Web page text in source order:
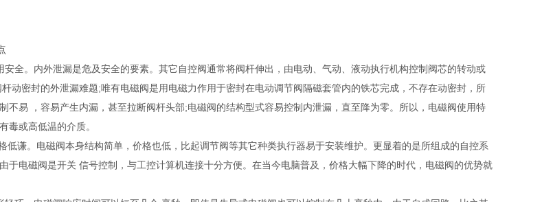
安全。内外泄漏是危及安全的要素。其它自控阀通常将阀杆伸出，由电动、气动、液动执行机构控制阀芯的转动或
动密封的外泄漏难题;唯有电磁阀是用电磁力作用于密封在电动调节阀隔磁套管内的铁芯完成，不存在动密封，所
不易 ，容易产生内漏，甚至拉断阀杆头部;电磁阀的结构型式容易控制内泄漏，直至降为零。所以，电磁阀使用特
毒或高低温的介质。
低谦。电磁阀本身结构简单，价格也低，比起调节阀等其它种类执行器易于安装维护。更显着的是所组成的自控系
于电磁阀是开关 信号控制，与工控计算机连接十分方便。在当今电脑普及，价格大幅下降的时代，电磁阀的优势就